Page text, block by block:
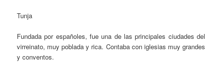
Tunja
Fundada por españoles, fue una de las principales ciudades del
virreinato, muy poblada y rica. Contaba con iglesias muy grandes
y conventos.